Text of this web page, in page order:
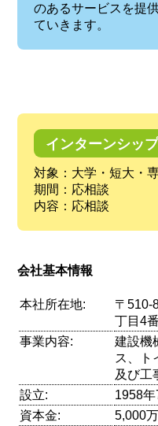
のあるサービスを提
ていきます。
インターンシッ
対象：大学・短大・
期間：応相談
内容：応相談
会社基本情報
本社所在地:
〒510-
丁目4
事業内容:
建設機
ス、ト
及び工
設立:
1958年
資本金:
5,000